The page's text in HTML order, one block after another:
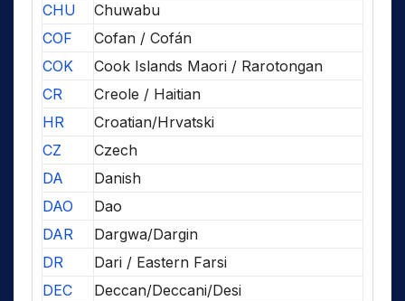
CHU
Chuwabu
COF
Cofan / Cofán
COK
Cook Islands Maori / Rarotongan
CR
Creole / Haitian
HR
Croatian/Hrvatski
CZ
Czech
DA
Danish
DAO
Dao
DAR
Dargwa/Dargin
DR
Dari / Eastern Farsi
DEC
Deccan/Deccani/Desi